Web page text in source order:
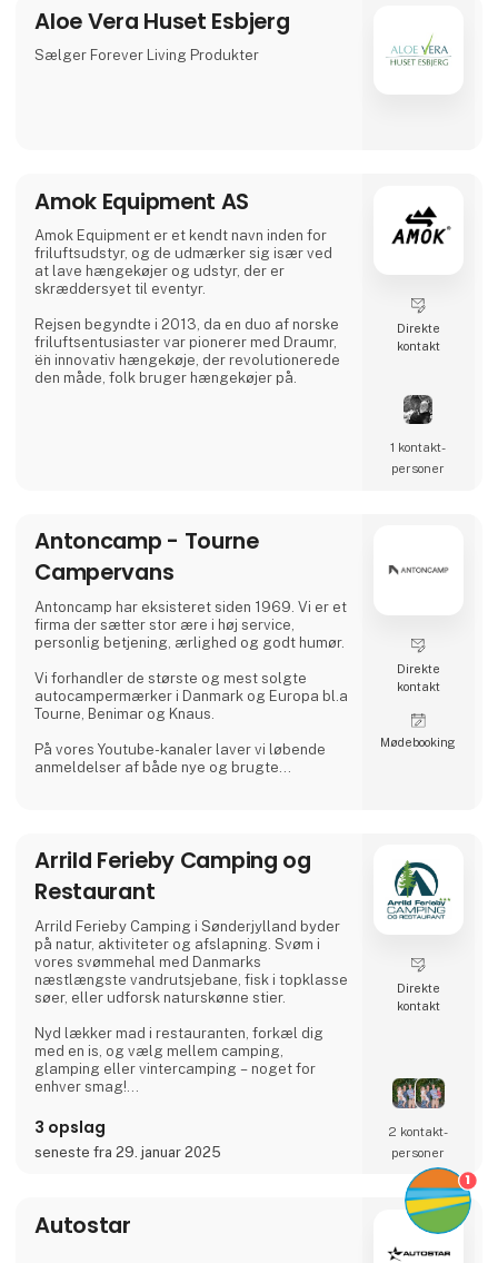
Aloe Vera Huset Esbjerg
Sælger Forever Living Produkter
Amok Equipment AS
Amok Equipment er et kendt navn inden for
friluftsudstyr, og de udmærker sig især ved
at lave hængekøjer og udstyr, der er
skræddersyet til eventyr.
Rejsen begyndte i 2013, da en duo af norske
friluftsentusiaster var pionerer med Draumr,
en innovativ hængekøje, der revolutionerede
den måde, folk bruger hængekøjer på.
prestigefyldte priser for deres holdbare og
pålidelige produkter, der forbedrer
udendørsoplevelsen
Direkte
kontakt
1 kontakt­
personer
Antoncamp - Tourne
Campervans
Antoncamp har eksisteret siden 1969. Vi er et
firma der sætter stor ære i høj service,
personlig betjening, ærlighed og godt humør.
Vi forhandler de største og mest solgte
autocampermærker i Danmark og Europa bl.a
Tourne, Benimar og Knaus.
På vores Youtube-kanaler laver vi løbende
anmeldelser af både nye og brugte
Direkte
kontakt
Møde­booking
Arrild Ferieby Camping og
Restaurant
Arrild Ferieby Camping i Sønderjylland byder
på natur, aktiviteter og afslapning. Svøm i
vores svømmehal med Danmarks
næstlængste vandrutsjebane, fisk i topklasse
søer, eller udforsk naturskønne stier.
Nyd lækker mad i restauranten, forkæl dig
med en is, og vælg mellem camping,
glamping eller vintercamping – noget for
enhver smag!
Book din ferie og oplev ægte ferieidyl hos
Arrild Ferieby Camping!
3 opslag
seneste fra 29. januar 2025
Direkte
kontakt
2 kontakt­
personer
Autostar
1